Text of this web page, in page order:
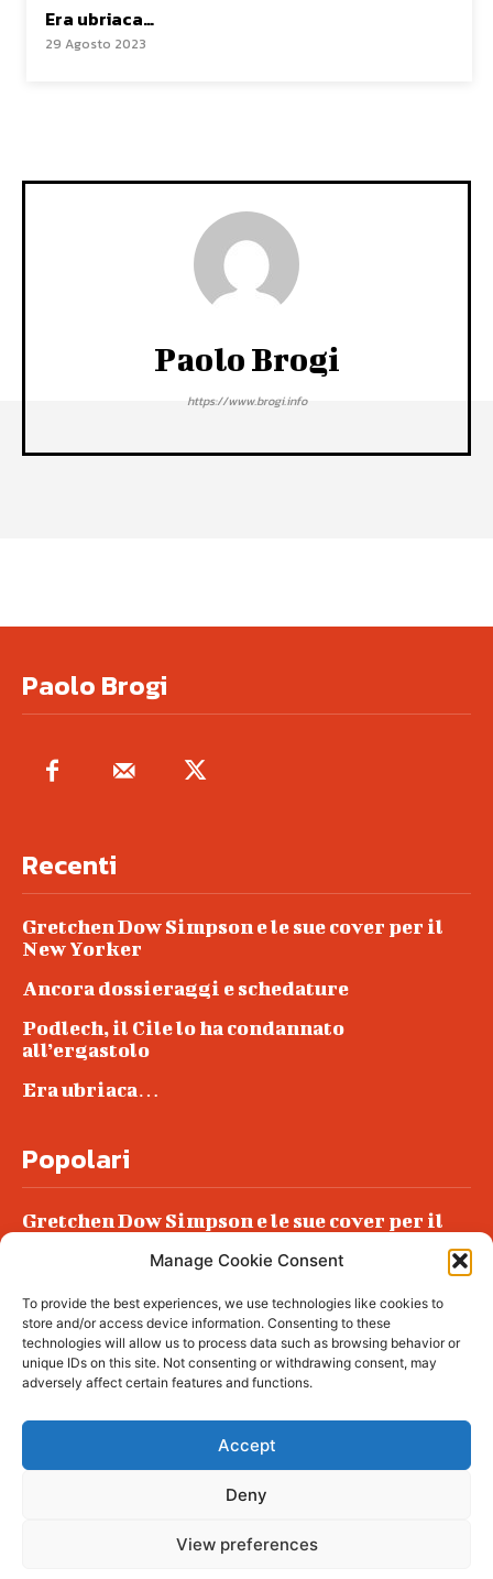
Manage Cookie Consent
To provide the best experiences, we use technologies like cookies to
store and/or access device information. Consenting to these
technologies will allow us to process data such as browsing behavior or
unique IDs on this site. Not consenting or withdrawing consent, may
adversely affect certain features and functions.
Accept
Deny
View preferences
Era ubriaca…
29 Agosto 2023
Paolo Brogi
https://www.brogi.info
Paolo Brogi
Recenti
Gretchen Dow Simpson e le sue cover per il
New Yorker
Ancora dossieraggi e schedature
Podlech, il Cile lo ha condannato
all’ergastolo
Era ubriaca…
Popolari
Gretchen Dow Simpson e le sue cover per il
Podlech, il Cile lo ha condannato
all’ergastolo
Era ubriaca…
© tagDiv - All rights reserved. Made with
complete News Portal about living, lifestyle,
fashion and wellness. Take your time and